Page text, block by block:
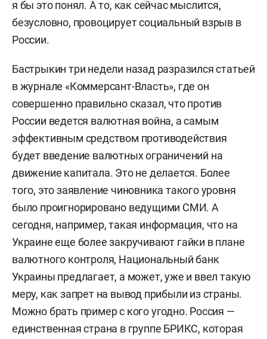
я бы это понял. А то, как сейчас мыслится,
безусловно, провоцирует социальный взрыв в
России.
Бастрыкин три недели назад разразился статьей
в журнале «Коммерсант-Власть», где он
совершенно правильно сказал, что против
России ведется валютная война, а самым
эффективным средством противодействия
будет введение валютных ограничений на
движение капитала. Это не делается. Более
того, это заявление чиновника такого уровня
было проигнорировано ведущими СМИ. А
сегодня, например, такая информация, что на
Украине еще более закручивают гайки в плане
валютного контроля, Национальный банк
Украины предлагает, а может, уже и ввел такую
меру, как запрет на вывод прибыли из страны.
Можно брать пример с кого угодно. Россия —
единственная страна в группе БРИКС, которая